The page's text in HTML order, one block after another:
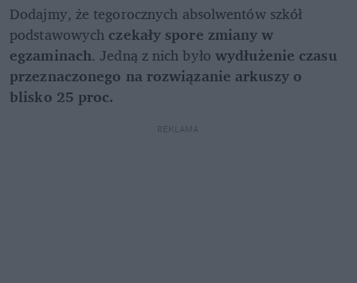
Dodajmy, że tegorocznych absolwentów szkół
podstawowych czekały spore zmiany w
egzaminach. Jedną z nich było wydłużenie czasu
przeznaczonego na rozwiązanie arkuszy o
blisko 25 proc.
REKLAMA